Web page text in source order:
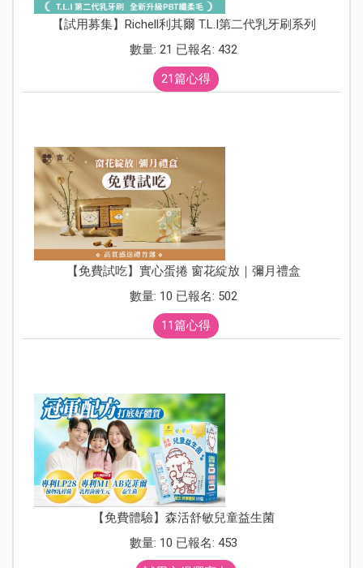
【試用募集】Richell利其爾 T.L.I第二代乳牙刷系列
數量: 21 已報名: 432
21篇心得
【免費試吃】實心蛋捲 窗花綻放｜彌月禮盒
數量: 10 已報名: 502
11篇心得
【免費體驗】森活舒敏兒童益生菌
數量: 10 已報名: 453